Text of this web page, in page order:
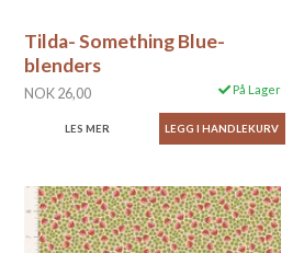
Tilda- Something Blue-
blenders
NOK 26,00 På Lager
LES MER